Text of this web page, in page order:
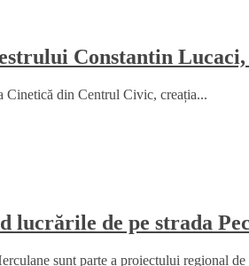
Constantin Lucaci,
Cinetică din Centrul Civic, creația...
de pe strada
sunt parte a proiectului regional de